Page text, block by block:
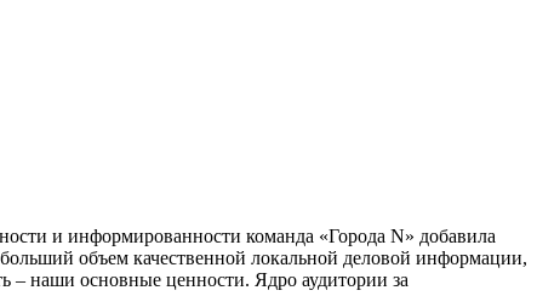
и информированности команда «Города N» добавила
объем качественной локальной деловой информации,
– наши основные ценности. Ядро аудитории за